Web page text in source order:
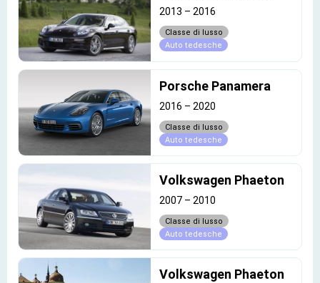
2013 – 2016
Classe di lusso
Auto tedesche
Porsche Panamera
2016 – 2020
Classe di lusso
Auto tedesche
Volkswagen Phaeton
2007 – 2010
Classe di lusso
Auto tedesche
Volkswagen Phaeton